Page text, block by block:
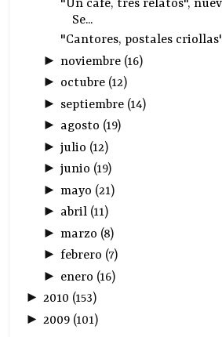
"Un café, tres relatos",
Se...
"Cantores, postales
► noviembre(16)
► octubre(12)
► septiembre(14)
► agosto (19)
► julio (12)
► junio (19)
► mayo (21)
► abril(11)
► marzo (8)
► febrero (7)
► enero (16)
►2010 (153)
► 2009 (101)